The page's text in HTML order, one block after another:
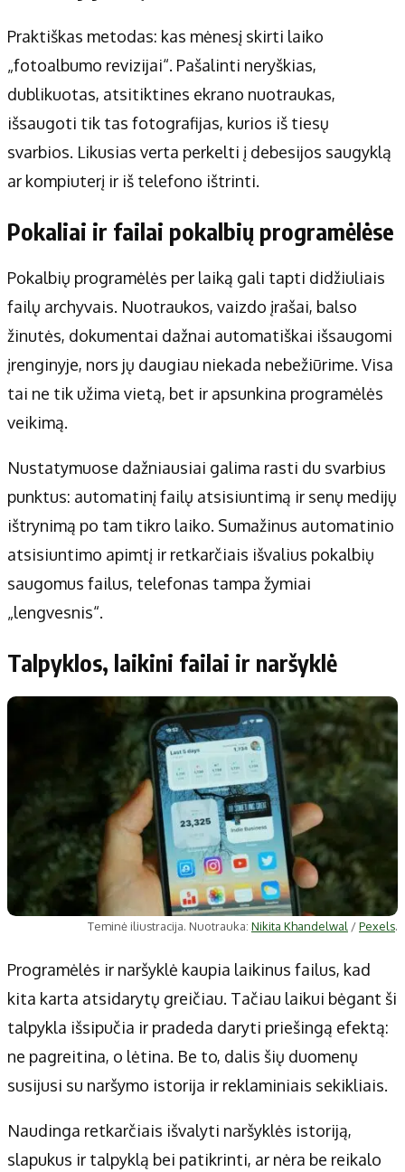
Praktiškas metodas: kas mėnesį skirti laiko
„fotoalbumo revizijai“. Pašalinti neryškias,
dublikuotas, atsitiktines ekrano nuotraukas,
išsaugoti tik tas fotografijas, kurios iš tiesų
svarbios. Likusias verta perkelti į debesijos saugyklą
ar kompiuterį ir iš telefono ištrinti.
Pokaliai ir failai pokalbių programėlėse
Pokalbių programėlės per laiką gali tapti didžiuliais
failų archyvais. Nuotraukos, vaizdo įrašai, balso
žinutės, dokumentai dažnai automatiškai išsaugomi
įrenginyje, nors jų daugiau niekada nebežiūrime. Visa
tai ne tik užima vietą, bet ir apsunkina programėlės
veikimą.
Nustatymuose dažniausiai galima rasti du svarbius
punktus: automatinį failų atsisiuntimą ir senų medijų
ištrynimą po tam tikro laiko. Sumažinus automatinio
atsisiuntimo apimtį ir retkarčiais išvalius pokalbių
saugomus failus, telefonas tampa žymiai
„lengvesnis“.
Talpyklos, laikini failai ir naršyklė
Teminė iliustracija. Nuotrauka: Nikita Khandelwal /Pexels.
Programėlės ir naršyklė kaupia laikinus failus, kad
kita karta atsidarytų greičiau. Tačiau laikui bėgant ši
talpykla išsipučia ir pradeda daryti priešingą efektą:
ne pagreitina, o lėtina. Be to, dalis šių duomenų
susijusi su naršymo istorija ir reklaminiais sekikliais.
Naudinga retkarčiais išvalyti naršyklės istoriją,
slapukus ir talpyklą bei patikrinti, ar nėra be reikalo